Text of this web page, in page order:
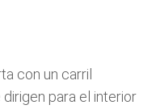
con un carril
para el interior